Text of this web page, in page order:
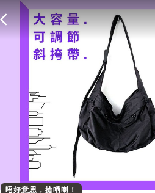
唔好意思，搶哂喇！